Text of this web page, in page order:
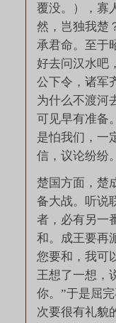
覆没。），寡
然，岂独我楚
承君命。至于
好去问汉水吧
公下令，诸军
为什么不渡河
可见早有准备
是怕我们，一
信，议论纷纷
楚国方面，楚
备大战。听说
者，必有另一
和。成王要再
您要和，我可
王想了一想，
你。”于是屈
次要很有礼貌